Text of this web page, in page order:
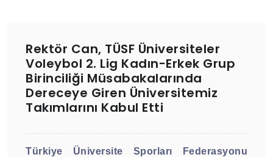
Rektör Can, TÜSF Üniversiteler
Voleybol 2. Lig Kadın-Erkek Grup
Birinciliği Müsabakalarında
Dereceye Giren Üniversitemiz
Takımlarını Kabul Etti
Türkiye Üniversite Sporları Federasyonu